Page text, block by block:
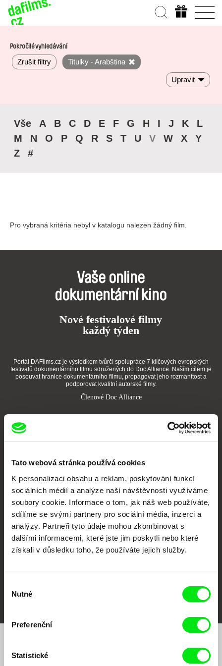
Tato webová stránka používá cookies
K personalizaci obsahu a reklam, poskytování funkcí
sociálních médií a analýze naší návštěvnosti využíváme
soubory cookie. Informace o tom, jak náš web používáte,
sdílíme se svými partnery pro sociální média, inzerci a
analýzy. Partneři tyto údaje mohou zkombinovat s
dalšími informacemi, které jste jim poskytli nebo které
získali v důsledku toho, že používáte jejich služby.
souhlasu
Nutné
Preferenční
Statistické
Pokročilé vyhledávání
Zrušit filtry Titulky - Arabština
Upravit
Vše A B C D E F G H I J K
L
M
N O P Q R S T U V W X
Y
Z
#
Pro vybraná kritéria nebyl v katalogu nalezen žádný film.
Vaše online
dokumentární kino
Nové festivalové filmy
každý týden
Portál DAFilms.cz je výsledkem tvůrčí spolupráce 7 klíčových evropských
festivalů dokumentárního filmu sdružených do Doc Alliance. Naším cílem je
posouvat hranice dokumentárního filmu, propagovat jeho rozmanitost a
podporovat kvalitní autorské filmy.
Členové Doc Alliance
CPH:DOX Doclisboa
Millennium Docs
Against Gravity
DOK Leipzig
Chcete být pravidelně informováni o našem